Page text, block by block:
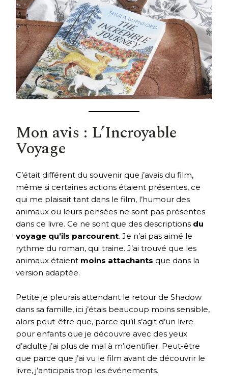
Mon avis : L’Incroyable
Voyage
C’était différent du souvenir que j’avais du film,
même si certaines actions étaient présentes, ce
qui me plaisait tant dans le film, l’humour des
animaux ou leurs pensées ne sont pas présentes
dans ce livre. Ce ne sont que des descriptions du
voyage qu’ils parcourent. Je n’ai pas aimé le
rythme du roman, qui traine. J’ai trouvé que les
animaux étaient moins attachants que dans la
version adaptée.
Petite je pleurais attendant le retour de Shadow
dans sa famille, ici j’étais beaucoup moins sensible,
alors peut-être que, parce qu’il s’agit d’un livre
pour enfants que je découvre avec des yeux
d’adulte j’ai plus de mal à m’identifier. Peut-être
que parce que j’ai vu le film avant de découvrir le
livre, j’anticipais trop les événements.